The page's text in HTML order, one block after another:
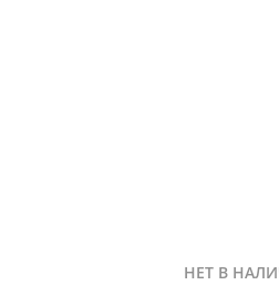
НЕТ В